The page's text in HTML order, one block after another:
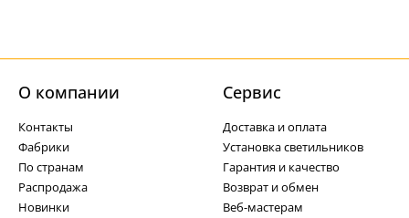
О компании
Контакты
Фабрики
По странам
Распродажа
Новинки
Cервис
Доставка и оплата
Установка светильников
Гарантия и качество
Возврат и обмен
Веб-мастерам